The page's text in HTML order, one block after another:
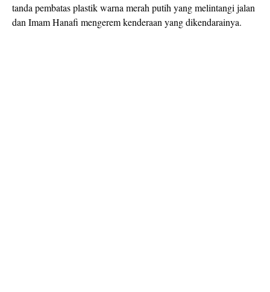
tanda pembatas plastik warna merah putih yang melintangi jalan
dan Imam Hanafi mengerem kenderaan yang dikendarainya.